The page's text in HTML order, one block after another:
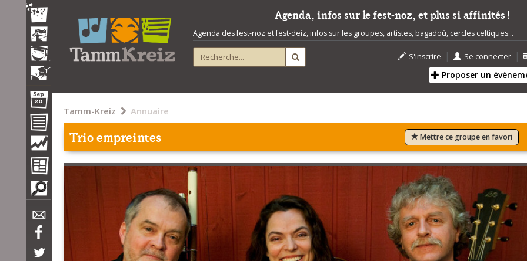
Agenda, infos sur le fest-noz, et plus si affinités !
Agenda des fest-noz et fest-deiz, infos sur les groupes, artistes, bagadoù, cercles celtiques...
S'inscrire | Se connecter |
Proposer un
Tamm-Kreiz Annuaire
Trio empreintes Mettre ce groupe en favori